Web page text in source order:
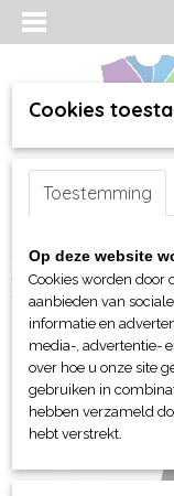
Inloggen Registreren
Home >webshop>
BagBase Recycled
Cookies
Toestemming
Op deze website
Cookies worden door
aanbieden van
informatie en
media-, advertentie-
over hoe u onze site
gebruiken in
hebben verzameld
hebt verstrekt.